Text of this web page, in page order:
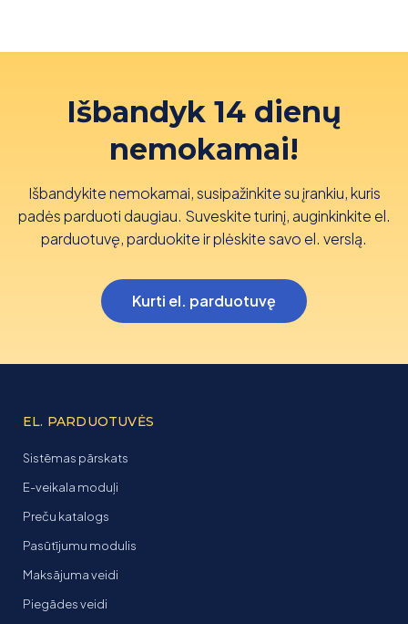
Išbandyk 14 dienų
nemokamai!
Išbandykite nemokamai, susipažinkite su įrankiu, kuris
padės parduoti daugiau. Suveskite turinį, auginkinkite el.
parduotuvę, parduokite ir plėskite savo el. verslą.
Kurti el. parduotuvę
EL. PARDUOTUVĖS
Sistēmas pārskats
E-veikala moduļi
Preču katalogs
Pasūtījumu modulis
Maksājuma veidi
Piegādes veidi